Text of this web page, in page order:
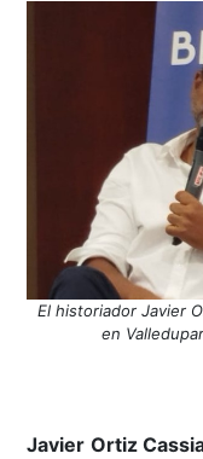
El historiador Javier
en
Javier Ortiz